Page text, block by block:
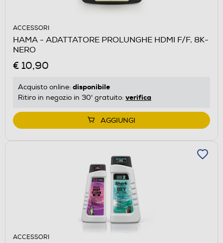
ACCESSORI
HAMA - ADATTATORE PROLUNGHE HDMI F/F, 8K-
NERO
€ 10,90
Acquisto online: disponibile
Ritiro in negozio in 30' gratuito: verifica
AGGIUNGI
ACCESSORI